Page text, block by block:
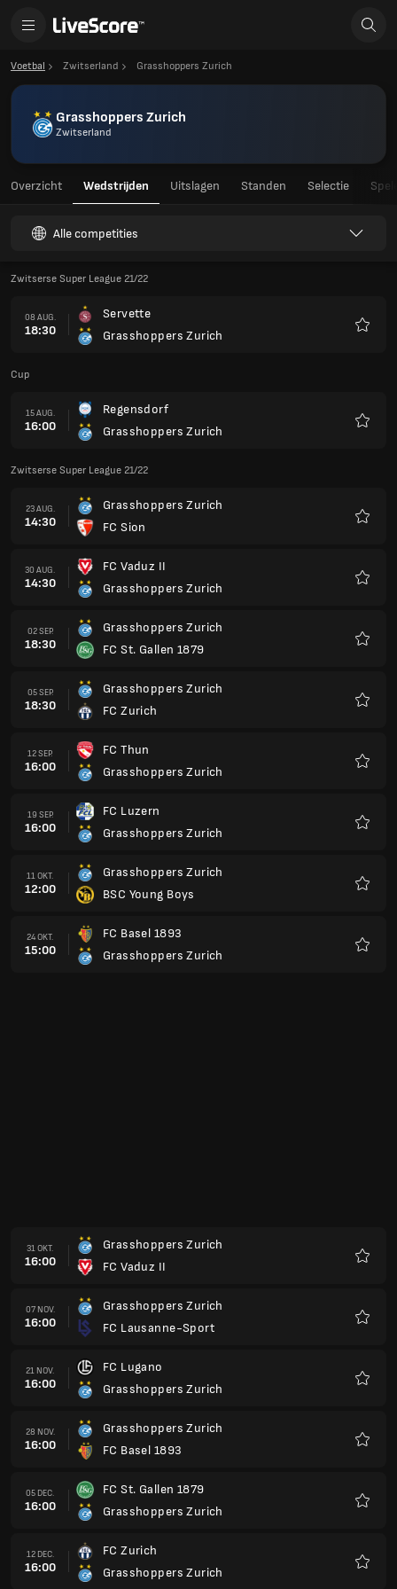
Voetbal Zwitserland Grasshoppers Zurich
Grasshoppers Zurich
Zwitserland
Overzicht Wedstrijden Uitslagen Standen Selectie
Alle competities
Zwitserse Super League 21/22
08 AUG.
18:30
Servette
Grasshoppers Zurich
Cup
15 AUG.
16:00
Regensdorf
Grasshoppers Zurich
Zwitserse Super League 21/22
23 AUG.
14:30
Grasshoppers Zurich
FC Sion
30 AUG.
14:30
FC Vaduz II
Grasshoppers Zurich
02 SEP.
18:30
Grasshoppers Zurich
FC St. Gallen 1879
05 SEP.
18:30
Grasshoppers Zurich
FC Zurich
12 SEP.
16:00
FC Thun
Grasshoppers Zurich
19 SEP.
16:00
FC Luzern
Grasshoppers Zurich
11 OKT.
12:00
Grasshoppers Zurich
BSC Young Boys
24 OKT.
15:00
FC Basel 1893
Grasshoppers Zurich
31 OKT.
16:00
Grasshoppers Zurich
FC Vaduz II
07 NOV.
16:00
Grasshoppers Zurich
FC Lausanne-Sport
21 NOV.
16:00
FC Lugano
Grasshoppers Zurich
28 NOV.
16:00
Grasshoppers Zurich
FC Basel 1893
05 DEC.
16:00
FC St. Gallen 1879
Grasshoppers Zurich
12 DEC.
16:00
FC Zurich
Grasshoppers Zurich